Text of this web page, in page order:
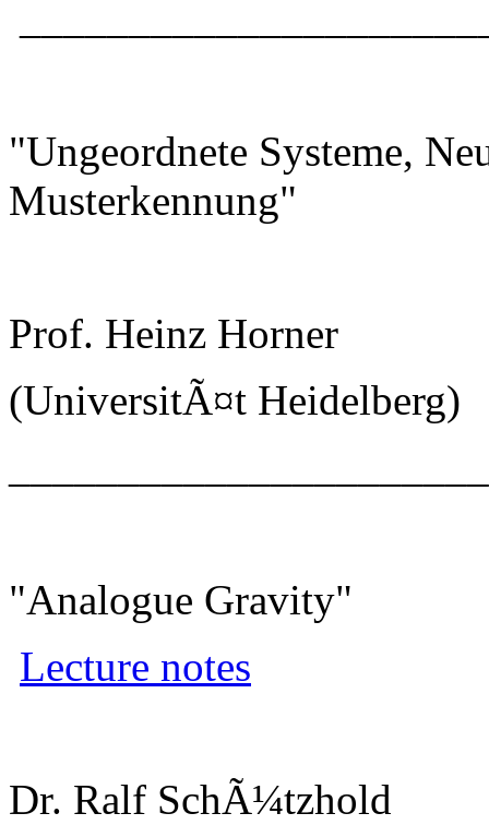
"Ungeordnete Systeme,
Musterkennung"
Prof. Heinz Horner
(UniversitÃ¤t Heidelberg)
"Analogue Gravity"
Lecture notes
Dr. Ralf SchÃ¼tzhold